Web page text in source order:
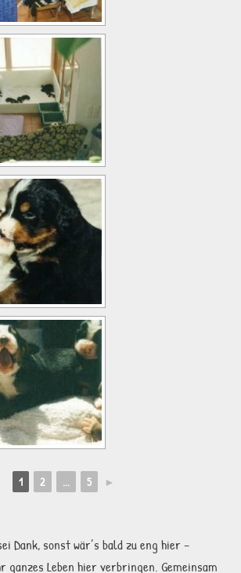
1 2 ... 5 ►
Dank, sonst wär’s bald zu eng hier –
ganzes Leben hier verbringen. Gemeinsam